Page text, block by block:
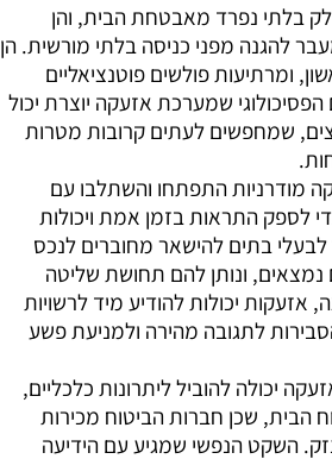
בלתי נפרד מאבטחת הבית, והן
להגנה מפני כניסה בלתי מורשית. הן
ומרתיעות פולשים פוטנציאליים
שמערכת אזעקה יוצרת יכול
שמחפשים לעתים קרובות מטרות
מודרניות התפתחו והשתלבו עם
לספק התראות בזמן אמת ויכולות
בתים להישאר מחוברים לנכס
ונותן להם תחושת שליטה
אזעקות יכולות להודיע ​​מיד לרשויות
לתגובה מהירה ולמניעת פשע
יכולה להוביל ליתרונות כלכליים,
הבית, שכן חברות הביטוח מכירות
השקט הנפשי שמגיע עם הידיעה